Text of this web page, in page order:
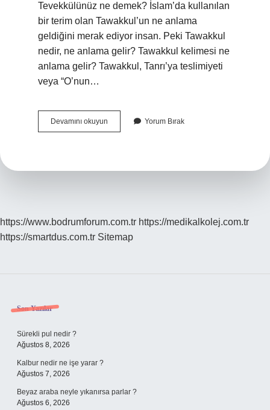
Tevekkülünüz ne demek? İslam’da kullanılan
bir terim olan Tawakkul’un ne anlama
geldiğini merak ediyor insan. Peki Tawakkul
nedir, ne anlama gelir? Tawakkul kelimesi ne
anlama gelir? Tawakkul, Tanrı’ya teslimiyeti
veya “O’nun…
Devamını okuyun
Teveccühünüz
Yorum Bırak
https://www.bodrumforum.com.tr https://medikalkolej.com.tr
https://smartdus.com.tr Sitemap
Sidebar
Son Yazılar
Sürekli pul nedir ?
Ağustos 8, 2026
Kalbur nedir ne işe yarar ?
Ağustos 7, 2026
Beyaz araba neyle yıkanırsa parlar ?
Ağustos 6, 2026